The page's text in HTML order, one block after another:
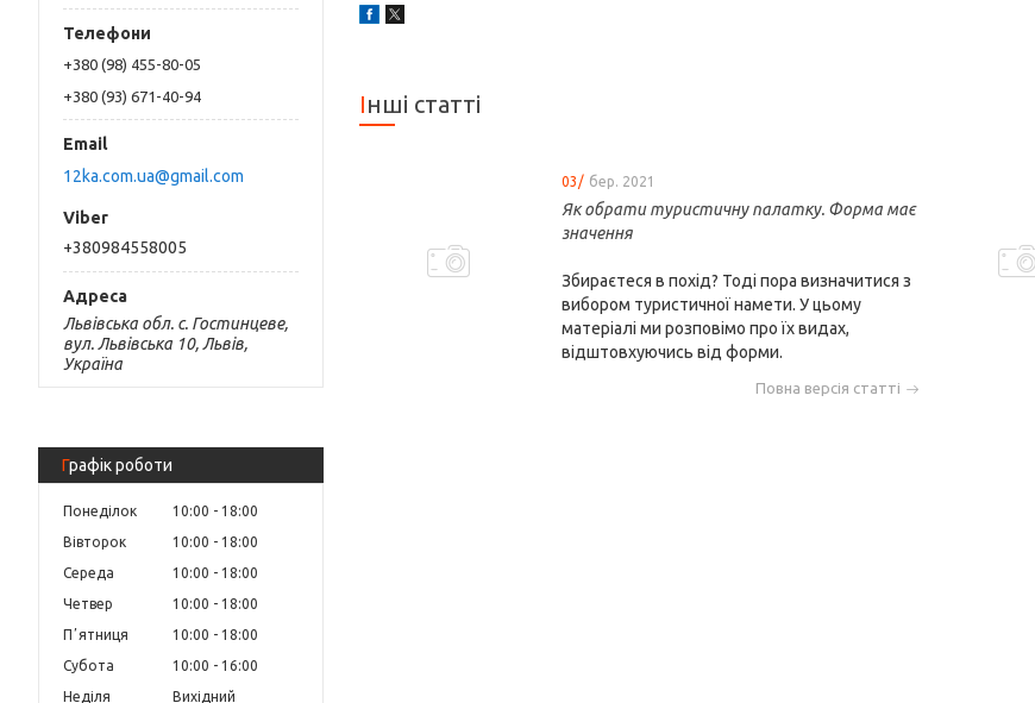
+380 (98) 455-80-05
+380 (93) 671-40-94
12ka.com.ua@gmail.com
+380984558005
Львівська обл. с. Гостинцеве,
вул. Львівська 10, Львів,
Україна
Графік роботи
Понеділок 10:00
18:00
Вівторок
10:00
18:00
Середа
10:00
18:00
Четвер
10:00
18:00
Пʼятниця
10:00
18:00
Субота
10:00
16:00
Неділя
Вихідний
Інші статті
03/ бер. 2021
Як обрати туристичну палатку. Форма має
значення
Збираєтеся в похід? Тоді пора визначитися з
вибором туристичної намети. У цьому
матеріалі ми розповімо про їх видах,
відштовхуючись від форми.
Повна версія статті